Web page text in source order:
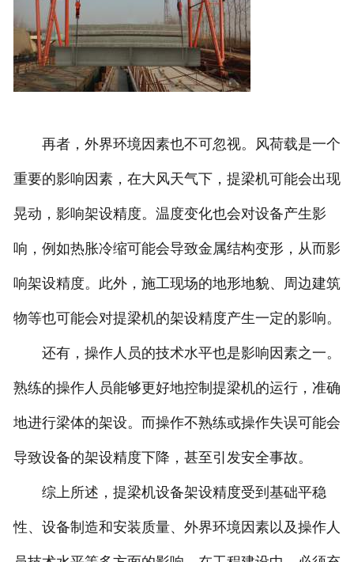
再者，外界环境因素也不可忽视。风荷载是一个
重要的影响因素，在大风天气下，提梁机可能会出现
晃动，影响架设精度。温度变化也会对设备产生影
响，例如热胀冷缩可能会导致金属结构变形，从而影
响架设精度。此外，施工现场的地形地貌、周边建筑
物等也可能会对提梁机的架设精度产生一定的影响。
还有，操作人员的技术水平也是影响因素之一。
熟练的操作人员能够更好地控制提梁机的运行，准确
地进行梁体的架设。而操作不熟练或操作失误可能会
导致设备的架设精度下降，甚至引发安全事故。
综上所述，提梁机设备架设精度受到基础平稳
性、设备制造和安装质量、外界环境因素以及操作人